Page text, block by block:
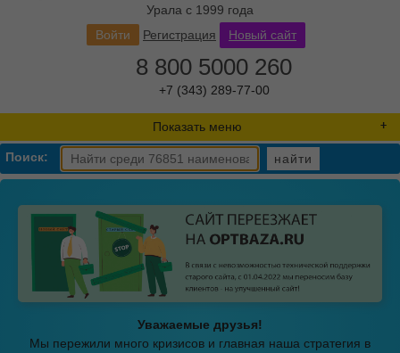
Урала с 1999 года
Войти Регистрация Новый сайт
8 800 5000 260
+7 (343) 289-77-00
Показать меню
Поиск: найти
Уважаемые друзья!
Мы пережили много кризисов и главная наша стратегия в